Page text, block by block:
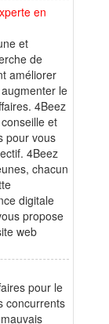
en
et
de
améliorer
le
4Beez
et
pour vous
4Beez
chacun
digitale
propose
web
pour le
concurrents